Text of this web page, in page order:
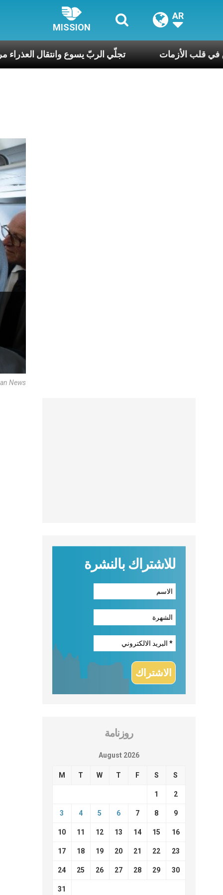
MISSION
AR
تجلّي الربّ يسوع قدّيس الممكن في قلب الأزمات
News
للاشتراك بالنشرة
روزنامة
August 2026
M T W T F S S
1 2
3 4 5 6 7 8 9
10 11 12 13 14 15 16
17 18 19 20 21 22 23
24 25 26 27 28 29 30
31